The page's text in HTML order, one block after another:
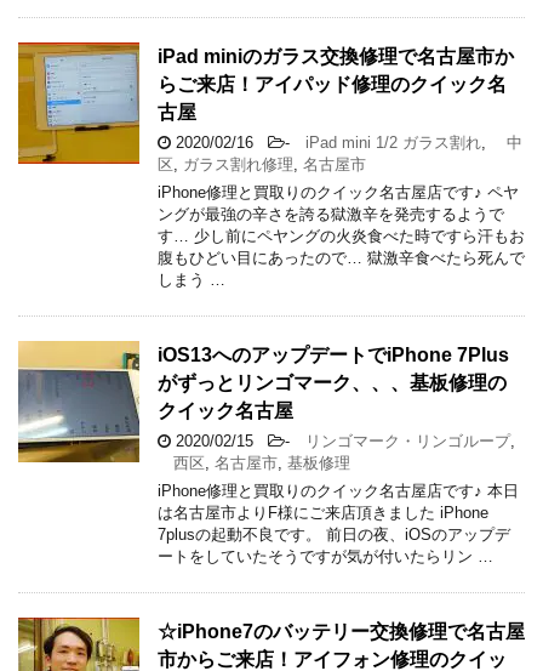
iPad miniのガラス交換修理で名古屋市か
らご来店！アイパッド修理のクイック名
古屋
2020/02/16 - iPad mini 1/2 ガラス割れ
中
区
ガラス割れ修理 名古屋市
iPhone修理と買取りのクイック名古屋店です♪ ペヤ
ングが最強の辛さを誇る獄激辛を発売するようで
す… 少し前にペヤングの火炎食べた時ですら汗もお
腹もひどい目にあったので… 獄激辛食べたら死んで
しまう …
iOS13へのアップデートでiPhone 7Plus
がずっとリンゴマーク、、、基板修理の
クイック名古屋
2020/02/15 - リンゴマーク・リンゴループ,
西区 名古屋市 基板修理
iPhone修理と買取りのクイック名古屋店です♪ 本日
は名古屋市よりF様にご来店頂きました iPhone
7plusの起動不良です。 前日の夜、iOSのアップデ
ートをしていたそうですが気が付いたらリン …
☆iPhone7のバッテリー交換修理で名古屋
市からご来店！アイフォン修理のクイッ